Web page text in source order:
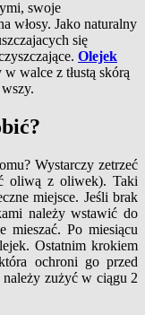
swoje
włosy. Jako naturalny
się
Olejek
walce z tłustą skórą
Wystarczy zetrzeć
oliwą z oliwek). Taki
miejsce. Jeśli brak
należy wstawić do
Po miesiącu
Ostatnim krokiem
ochroni go przed
zużyć w ciągu 2